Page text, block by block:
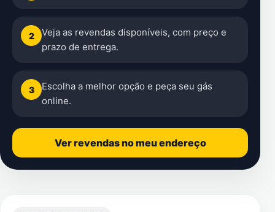
2
Veja as revendas disponíveis, com preço e
prazo de entrega.
3
Escolha a melhor opção e peça seu gás
online.
Ver revendas no meu endereço